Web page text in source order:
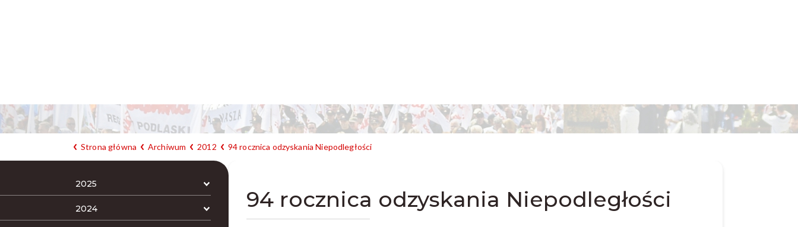
Strona główna Archiwum 2012 94 rocznica odzyskania Niepodległości
2025
2024 94 rocznica odzyskania Niepodległości